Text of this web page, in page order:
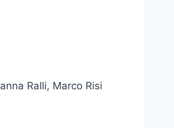
Ralli, Marco Risi